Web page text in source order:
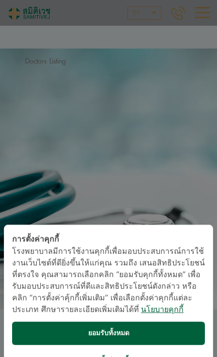
TH
Doctors Listing
นพ. อิทธิชัย หังสพฤกษ์
การตั้งค่าคุกกี้
โรงพยาบาลมีการใช้งานคุกกี้เพื่อมอบประสบการณ์การใช้
งานเว็บไซต์ที่ดียิ่งขึ้นให้แก่คุณ รวมถึง เสนอสิทธิประโยชน์
ที่ตรงใจ คุณสามารถเลือกคลิก “ยอมรับคุกกี้ทั้งหมด” เพื่อ
รับมอบประสบการณ์ที่ดีและสิทธิประโยชน์ดังกล่าว หรือ
คลิก “การตั้งค่าคุ้กกี้เพิ่มเติม” เพื่อเลือกตั้งค่าคุกกี้แต่ละ
ประเภท ศึกษารายละเอียดเพิ่มเติมได้ที่ นโยบายคุกกี้
ยอมรับทั้งหมด